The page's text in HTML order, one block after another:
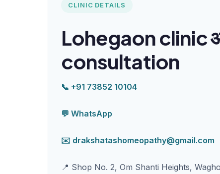
CLINIC DETAILS
Lohegaon clinic
consultation
📞 +91 73852 10104
💬 WhatsApp
✉️ drakshatashomeopathy@gmail.com
📍 Shop No. 2, Om Shanti Heights,